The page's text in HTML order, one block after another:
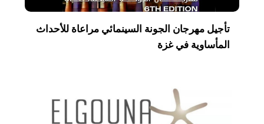
تأجيل مهرجان الجونة السينمائي مراعاة للأحداث
المأساوية في غزة